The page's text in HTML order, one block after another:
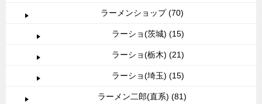
ラーメンショップ (70)
ラーショ(茨城) (15)
ラーショ(栃木) (21)
ラーショ(埼玉) (15)
ラーメン二郎(直系) (81)